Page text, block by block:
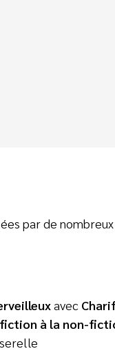
par de
avec
fiction à la non-